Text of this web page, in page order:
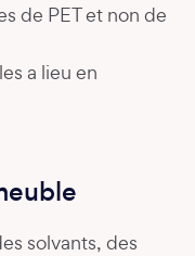
de PET et non de
a lieu en
solvants, des